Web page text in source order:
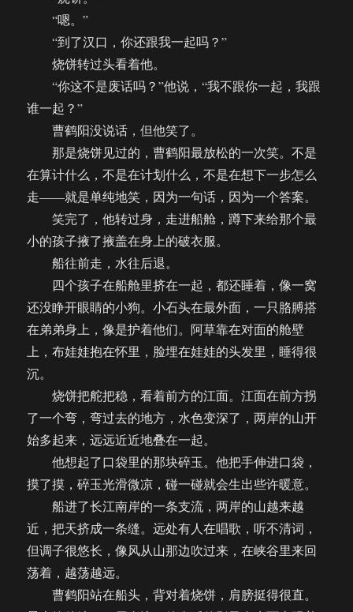
“嗯。”
“到了汉口，你还跟我一起吗？”
烧饼转过头看着他。
“你这不是废话吗？”他说，“我不跟你一起，我跟
谁一起？”
曹鹤阳没说话，但他笑了。
那是烧饼见过的，曹鹤阳最放松的一次笑。不是
在算计什么，不是在计划什么，不是在想下一步怎么
走——就是单纯地笑，因为一句话，因为一个答案。
笑完了，他转过身，走进船舱，蹲下来给那个最
小的孩子掖了掖盖在身上的破衣服。
船往前走，水往后退。
四个孩子在船舱里挤在一起，都还睡着，像一窝
还没睁开眼睛的小狗。小石头在最外面，一只胳膊搭
在弟弟身上，像是护着他们。阿草靠在对面的舱壁
上，布娃娃抱在怀里，脸埋在娃娃的头发里，睡得很
沉。
烧饼把舵把稳，看着前方的江面。江面在前方拐
了一个弯，弯过去的地方，水色变深了，两岸的山开
始多起来，远远近近地叠在一起。
他想起了口袋里的那块碎玉。他把手伸进口袋，
摸了摸，碎玉光滑微凉，碰一碰就会生出些许暖意。
船进了长江南岸的一条支流，两岸的山越来越
近，把天挤成一条缝。远处有人在唱歌，听不清词，
但调子很悠长，像风从山那边吹过来，在峡谷里来回
荡着，越荡越远。
曹鹤阳站在船头，背对着烧饼，肩膀挺得很直。